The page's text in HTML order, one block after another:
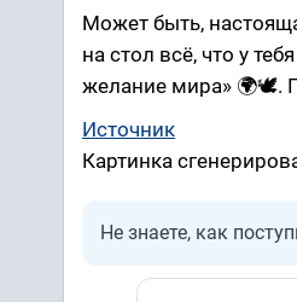
Может быть,
на стол всё, что у
желание мира» 🌍🕊️.
Источник
Картинка
Не знаете, как